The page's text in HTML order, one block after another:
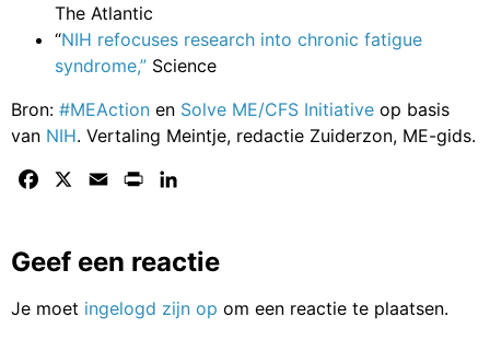
The Atlantic
“NIH refocuses research into chronic fatigue
syndrome,” Science
Bron: #MEAction en Solve ME/CFS Initiative op basis
van NIH. Vertaling Meintje, redactie Zuiderzon, ME-gids.
Facebook Email Print
Geef een reactie
Je moet ingelogd zijn op om een reactie te plaatsen.